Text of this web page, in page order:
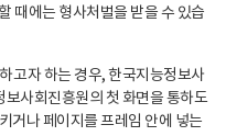
때에는 형사처벌을 받을 수 있습
고자 하는 경우, 한국지능정보사
사회진흥원의 첫 화면을 통하도
거나 페이지를 프레임 안에 넣는